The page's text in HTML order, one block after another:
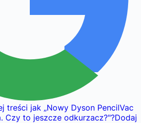
treści jak „Nowy Dyson PencilVac
Czy to jeszcze odkurzacz?"?Dodaj